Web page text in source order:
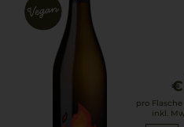
€
pro Flasche
inkl.